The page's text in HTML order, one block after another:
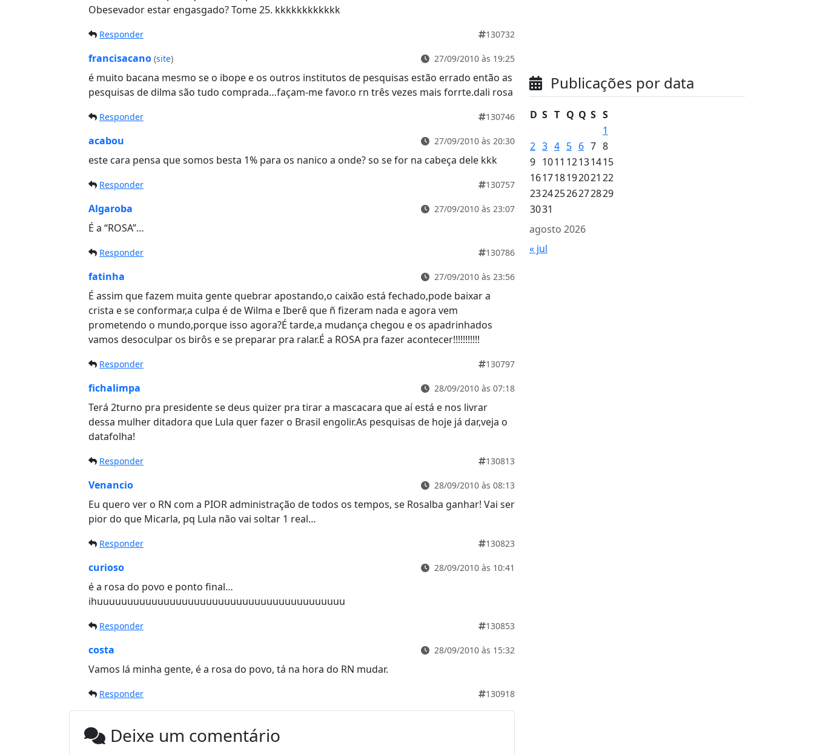
Obesevador estar engasgado? Tome 25. kkkkkkkkkkkk
Responder 130732
francisacano (site) 27/09/2010 às 19:25
é muito bacana mesmo se o ibope e os outros institutos de pesquisas estão errado então as
pesquisas de dilma são tudo comprada…façam-me favor.o rn três vezes mais forrte.dali rosa
Responder 130746
acabou 27/09/2010 às 20:30
este cara pensa que somos besta 1% para os nanico a onde? so se for na cabeça dele kkk
Responder 130757
Algaroba 27/09/2010 às 23:07
É a “ROSA”…
Responder 130786
fatinha 27/09/2010 às 23:56
É assim que fazem muita gente quebrar apostando,o caixão está fechado,pode baixar a
crista e se conformar,a culpa é de Wilma e Iberê que ñ fizeram nada e agora vem
prometendo o mundo,porque isso agora?É tarde,a mudança chegou e os apadrinhados
vamos desoculpar os birôs e se preparar pra ralar.É a ROSA pra fazer acontecer!!!!!!!!!!!
Responder 130797
fichalimpa 28/09/2010 às 07:18
Terá 2turno pra presidente se deus quizer pra tirar a mascacara que aí está e nos livrar
dessa mulher ditadora que Lula quer fazer o Brasil engolir.As pesquisas de hoje já dar,veja o
datafolha!
Responder 130813
Venancio 28/09/2010 às 08:13
Eu quero ver o RN com a PIOR administração de todos os tempos, se Rosalba ganhar! Vai ser
pior do que Micarla, pq Lula não vai soltar 1 real…
Responder 130823
curioso 28/09/2010 às 10:41
é a rosa do povo e ponto final…
ihuuuuuuuuuuuuuuuuuuuuuuuuuuuuuuuuuuuuuuuuu
Responder 130853
costa 28/09/2010 às 15:32
Vamos lá minha gente, é a rosa do povo, tá na hora do RN mudar.
Responder 130918
Deixe um comentário
Publicações por data
agosto 2026
D S T Q Q S S
1
2 3 4 5 6 7 8
9 1011 12131415
161718192021 22
23242526272829
3031
« jul